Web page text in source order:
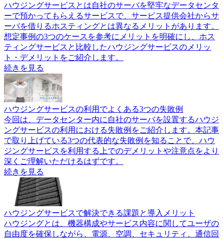
ハウジングサービスとは自社のサーバを堅牢なデータセンタ
ーで預かってもらえるサービスで、サービス提供会社からサ
ーバを借りるホスティングとは異なるメリットがあります。
想定事例の3つのケースを参考にメリットを明確にし、ホス
ティングサービスと比較したハウジングサービスのメリッ
ト・デメリットをご紹介します。
続きを見る
ハウジングサービスの利用でよくある3つの失敗例
今回は、データセンター内に自社のサーバを設置するハウジ
ングサービスの利用における失敗例をご紹介します。本記事
で取り上げている3つの代表的な失敗例を知ることで、ハウ
ジングサービスを利用する上でのデメリットや注意点をより
深くご理解いただけるはずです。
続きを見る
ハウジングサービスで解決できる課題と導入メリット
ハウジングとは、機器構成やサービス内容に関してユーザの
自由度を確保しながら、電源、空調、セキュリティ、通信回